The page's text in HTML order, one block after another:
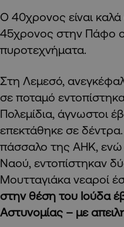
Ο 40χρονος είναι
45χρονος στην Πάφο ο
πυροτεχνήματα.
Στη Λεμεσό,
σε ποταμό
Πολεμίδια, άγνωστοι
επεκτάθηκε σε
πάσσαλο της ΑΗΚ, ενώ
Ναού, εντοπίστηκαν
Μουτταγιάκα νεαροί
στην θέση του Ιούδα
Αστυνομίας – με